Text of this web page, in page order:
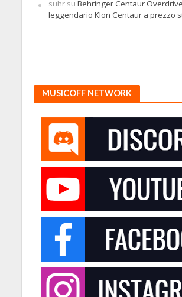
suhrsu Behringer Centaur
leggendario Klon Centaur a prezzo
MUSICOFF NETWORK